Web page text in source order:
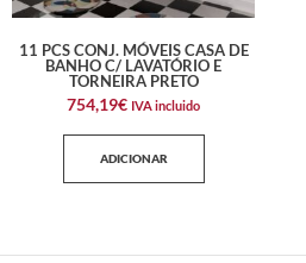
11 PCS CONJ. MÓVEIS CASA DE
BANHO C/ LAVATÓRIO E
TORNEIRA PRETO
754,19€ IVA incluido
ADICIONAR